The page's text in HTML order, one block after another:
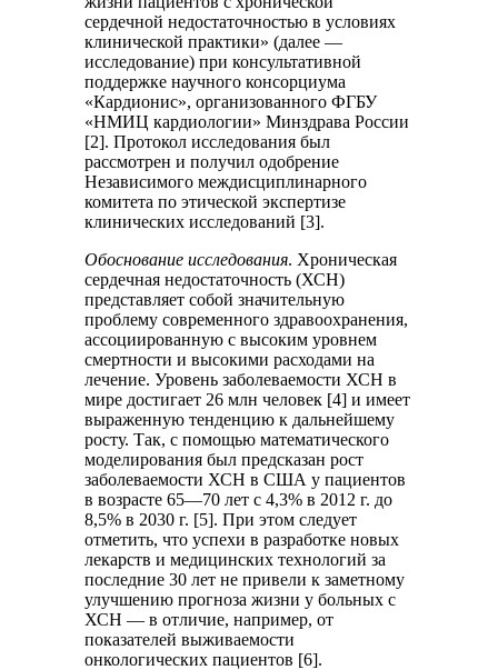
сердечной недостаточностью в условиях
клинической практики» (далее —
исследование) при консультативной
поддержке научного консорциума
«Кардионис», организованного ФГБУ
«НМИЦ кардиологии» Минздрава России
[2]. Протокол исследования был
рассмотрен и получил одобрение
Независимого междисциплинарного
комитета по этической экспертизе
клинических исследований [3].
Обоснование исследования. Хроническая
сердечная недостаточность (ХСН)
представляет собой значительную
проблему современного здравоохранения,
ассоциированную с высоким уровнем
смертности и высокими расходами на
лечение. Уровень заболеваемости ХСН в
мире достигает 26 млн человек [4] и имеет
выраженную тенденцию к дальнейшему
росту. Так, с помощью математического
моделирования был предсказан рост
заболеваемости ХСН в США у пациентов
в возрасте 65—70 лет с 4,3% в 2012 г. до
8,5% в 2030 г. [5]. При этом следует
отметить, что успехи в разработке новых
лекарств и медицинских технологий за
последние 30 лет не привели к заметному
улучшению прогноза жизни у больных с
ХСН — в отличие, например, от
показателей выживаемости
онкологических пациентов [6].